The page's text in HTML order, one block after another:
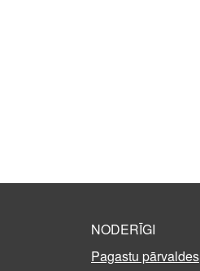
NODERĪGI
Pagastu pārvaldes